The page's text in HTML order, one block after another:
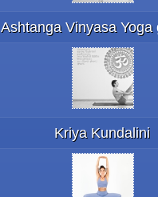
Ashtanga Vinyasa Yoga
Kriya Kundalini